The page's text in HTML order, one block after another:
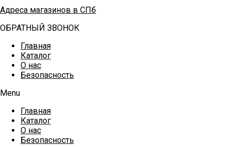
Адреса магазинов в СПб
ОБРАТНЫЙ ЗВОНОК
Главная
Каталог
О нас
Безопасность
Menu
Главная
Каталог
О нас
Безопасность